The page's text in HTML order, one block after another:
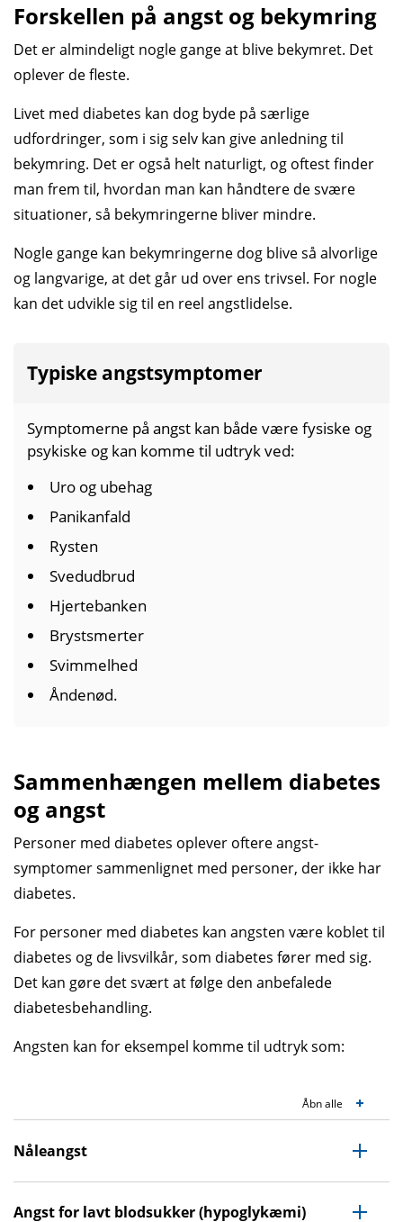
Forskellen på angst og bekymring
Det er almindeligt nogle gange at blive bekymret. Det
oplever de fleste.
Livet med diabetes kan dog byde på særlige
udfordringer, som i sig selv kan give anledning til
bekymring. Det er også helt naturligt, og oftest finder
man frem til, hvordan man kan håndtere de svære
situationer, så bekymringerne bliver mindre.
Nogle gange kan bekymringerne dog blive så alvorlige
og langvarige, at det går ud over ens trivsel. For nogle
kan det udvikle sig til en reel angst­lidelse.
Typiske angstsymptomer
Symptomerne på angst kan både være fysiske og
psykiske og kan komme til udtryk ved:
Uro og ubehag
Panik­anfald
Rysten
Sved­udbrud
Hjerte­banken
Bryst­smerter
Svimmelhed
Åndenød.
Sammenhængen mellem diabetes
og angst
Personer med diabetes oplever oftere angst­
symptomer sammen­lignet med personer, der ikke har
diabetes.
For personer med diabetes kan angsten være koblet til
diabetes og de livs­vilkår, som diabetes fører med sig.
Det kan gøre det svært at følge den anbefalede
diabetes­behandling.
Angsten kan for eksempel komme til udtryk som:
Åbn alle
Nåleangst
Angst for lavt blodsukker (hypoglykæmi)